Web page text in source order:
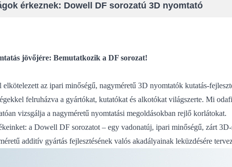
érkeznek: Dowell DF sorozatú 3D nyomtató
jövőjére: Bemutatkozik a DF sorozat!
az ipari minőségű, nagyméretű 3D nyomtatók kutatás-
felruházva a gyártókat, kutatókat és alkotókat világszerte. Mi
vizsgálja a nagyméretű nyomtatási megoldásokban rejlő korlátokat.
a Dowell DF sorozatot – egy vadonatúj, ipari minőségű, zárt 3D-
additív gyártás fejlesztésének valós akadályainak leküzdésére